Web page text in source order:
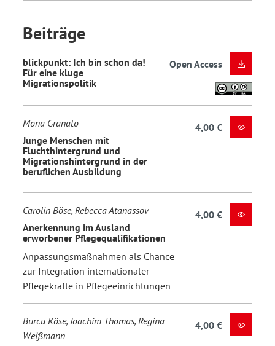
Beiträge
blickpunkt: Ich bin schon da!
Für eine kluge
Migrationspolitik
Open Access
Mona Granato
Junge Menschen mit
Fluchthintergrund und
Migrationshintergrund in der
beruflichen Ausbildung
4,00 €
Carolin Böse, Rebecca Atanassov
Anerkennung im Ausland
erworbener Pflegequalifikationen
Anpassungsmaßnahmen als Chance
zur Integration internationaler
Pflegekräfte in Pflegeeinrichtungen
4,00 €
Burcu Köse, Joachim Thomas, Regina
Weißmann
4,00 €